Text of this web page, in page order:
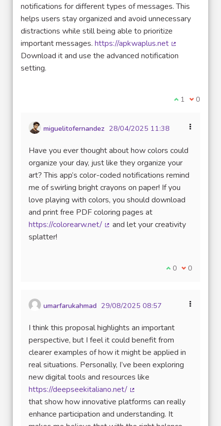
notifications for different types of messages. This
helps users stay organized and avoid unnecessary
distractions while still being able to prioritize
important messages. https://apkwaplus.net
(Lien externe)
Download it and use the advanced notification
setting.
Je suis
1 Je ne
0
miguelitofernandez 28/04/2025 11:38
Have you ever thought about how colors could
organize your day, just like they organize your
art? This app’s color-coded notifications remind
me of swirling bright crayons on paper! If you
love playing with colors, you should download
and print free PDF coloring pages at
https://colorearw.net/
and let your creativity
splatter!
Je suis d'accord
0 Je ne suis
0
umarfarukahmad 29/08/2025 08:57
I think this proposal highlights an important
perspective, but I feel it could benefit from
clearer examples of how it might be applied in
real situations. Personally, I’ve been exploring
new digital tools and resources like
https://deepseekitaliano.net/
(Lien externe)
that show how innovative platforms can really
enhance participation and understanding. It